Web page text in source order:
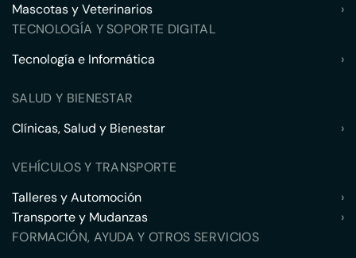
Mascotas y Veterinarios
›
TECNOLOGÍA Y SOPORTE DIGITAL
Tecnología e Informática
›
SALUD Y BIENESTAR
Clínicas, Salud y Bienestar
›
VEHÍCULOS Y TRANSPORTE
Talleres y Automoción
›
Transporte y Mudanzas
›
FORMACIÓN, AYUDA Y OTROS SERVICIOS